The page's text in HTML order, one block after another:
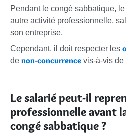
Pendant le congé sabbatique,
autre activité professionnelle,
son entreprise.
Cependant, il doit respecter les
de non-concurrence vis-à-vis de
Le salarié peut-il
professionnelle avant
congé sabbatique ?